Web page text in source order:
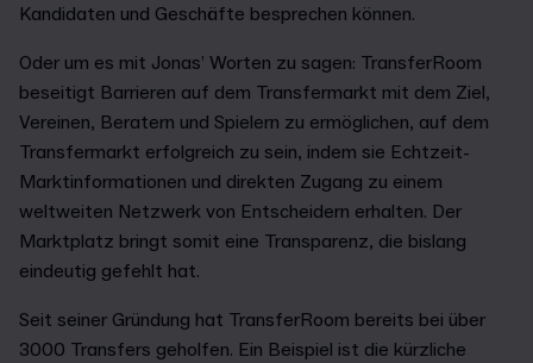
Kandidaten und Geschäfte besprechen können.
Oder um es mit Jonas’ Worten zu sagen: TransferRoom
beseitigt Barrieren auf dem Transfermarkt mit dem Ziel,
Vereinen, Beratern und Spielern zu ermöglichen, auf dem
Transfermarkt erfolgreich zu sein, indem sie Echtzeit-
Marktinformationen und direkten Zugang zu einem
weltweiten Netzwerk von Entscheidern erhalten. Der
Marktplatz bringt somit eine Transparenz, die bislang
eindeutig gefehlt hat.
Seit seiner Gründung hat TransferRoom bereits bei über
3000 Transfers geholfen. Ein Beispiel ist die kürzliche